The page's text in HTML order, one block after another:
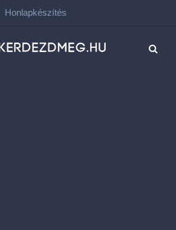
Honlapkészítés